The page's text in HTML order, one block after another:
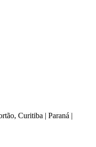
Curitiba | Paraná |